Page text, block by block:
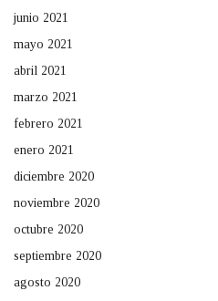
junio 2021
mayo 2021
abril 2021
marzo 2021
febrero 2021
enero 2021
diciembre 2020
noviembre 2020
octubre 2020
septiembre 2020
agosto 2020